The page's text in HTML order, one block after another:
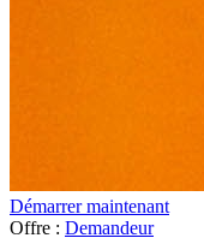
Démarrer maintenant
Offre : Demandeur